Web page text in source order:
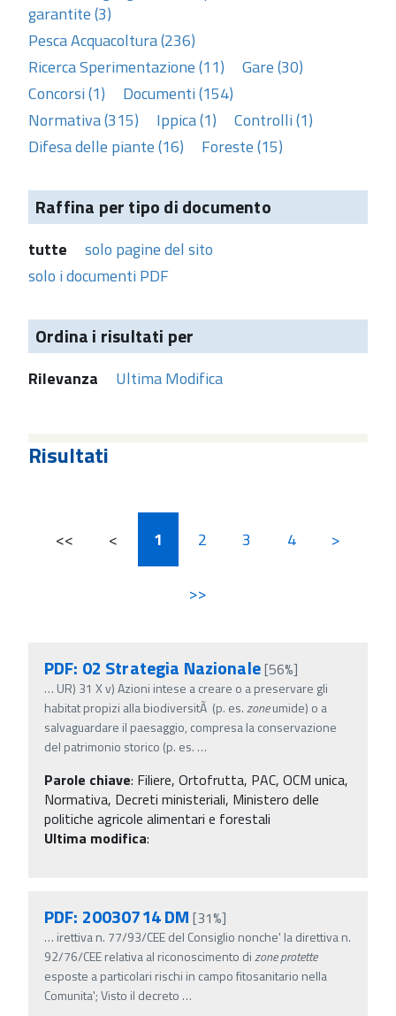
garantite (3)
Pesca Acquacoltura (236)
Ricerca Sperimentazione (11)
Gare (30)
Concorsi (1)
Documenti (154)
Normativa (315)
Ippica (1)
Controlli (1)
Difesa delle piante (16)
Foreste (15)
Raffina per tipo di documento
tutte
solo pagine del sito
solo i documenti PDF
Ordina i risultati per
Rilevanza Ultima Modifica
Risultati
<< < 1 2 3 4 >
>>
PDF: 02 Strategia Nazionale[56%]
… UR) 31 X v) Azioni intese a creare o a preservare gli
habitat propizi alla biodiversitÃ (p. es.zoneumide) o a
salvaguardare il paesaggio, compresa la conservazione
del patrimonio storico (p. es. …
Parole chiave: Filiere, Ortofrutta, PAC, OCM unica,
Normativa, Decreti ministeriali, Ministero delle
politiche agricole alimentari e forestali
Ultima modifica:
PDF: 20030714 DM [31%]
… irettiva n. 77/93/CEE del Consiglio nonche' la direttiva n.
92/76/CEE relativa al riconoscimento dizoneprotette
esposte a particolari rischi in campo fitosanitario nella
Comunita'; Visto il decreto …